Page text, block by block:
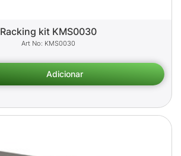
Racking kit KMS0030
KMS0030